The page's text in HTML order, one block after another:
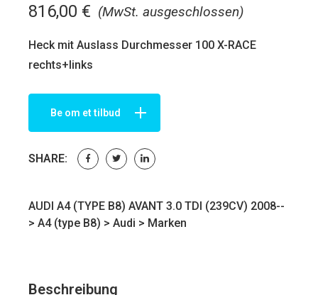
(MwSt. ausgeschlossen)
816,00 €
Heck mit Auslass Durchmesser 100 X-RACE
rechts+links
Be om et tilbud
SHARE:
AUDI A4 (TYPE B8) AVANT 3.0 TDI (239CV) 2008--
> A4 (type B8) > Audi > Marken
Beschreibung